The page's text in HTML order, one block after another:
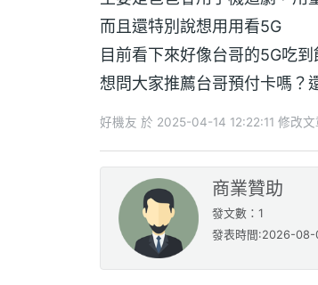
而且還特別說想用用看5G
目前看下來好像台哥的5G吃
想問大家推薦台哥預付卡嗎？
好機友 於 2025-04-14 12:22:11 修改文
商業贊助
發文數：1
發表時間:2026-